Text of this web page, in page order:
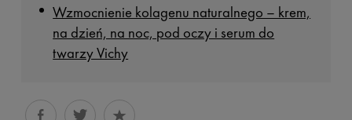
Wzmocnienie kolagenu naturalnego – krem,
na dzień, na noc, pod oczy i serum do
twarzy Vichy